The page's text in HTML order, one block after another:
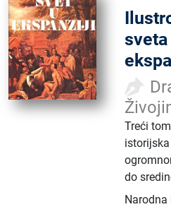
sveta
Treći
do
Narodna